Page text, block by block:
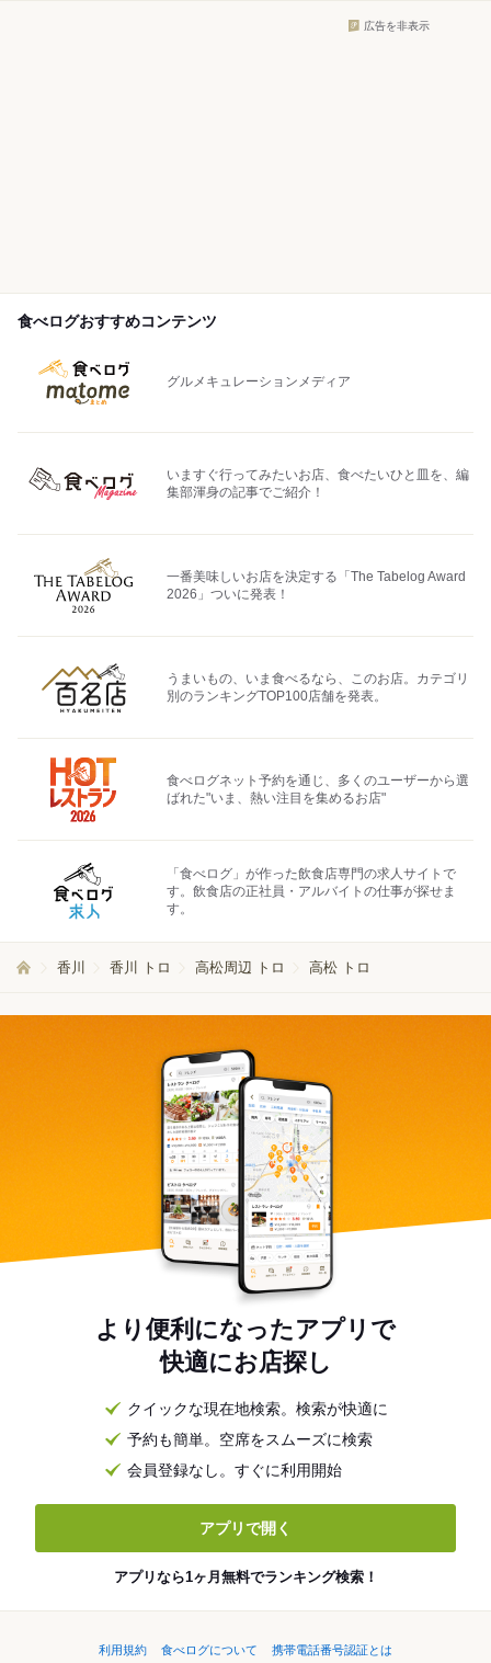
広告を非表示
食べログおすすめコンテンツ
グルメキュレーションメディア
いますぐ行ってみたいお店、食べたいひと皿を、編
集部渾身の記事でご紹介！
一番美味しいお店を決定する「The Tabelog Award
2026」ついに発表！
うまいもの、いま食べるなら、このお店。カテゴリ
別のランキングTOP100店舗を発表。
食べログネット予約を通じ、多くのユーザーから選
ばれた"いま、熱い注目を集めるお店"
「食べログ」が作った飲食店専門の求人サイトで
す。飲食店の正社員・アルバイトの仕事が探せま
す。
香川 香川 トロ 高松周辺 トロ 高松 トロ
より便利になったアプリで
快適にお店探し
クイックな現在地検索。検索が快適に
予約も簡単。空席をスムーズに検索
会員登録なし。すぐに利用開始
アプリで開く
アプリなら1ヶ月無料でランキング検索！
利用規約 食べログについて 携帯電話番号認証とは